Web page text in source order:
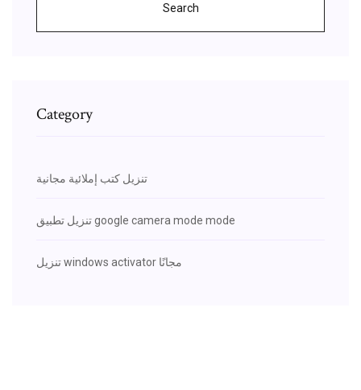
Search
Category
تنزيل كتب إملائية مجانية
تنزيل تطبيق google camera mode mode
تنزيل windows activator مجانًا